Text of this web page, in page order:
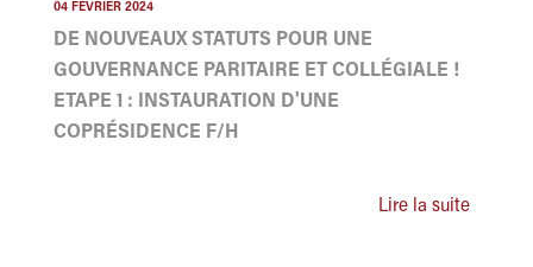
04 FÉVRIER 2024
DE NOUVEAUX STATUTS POUR UNE
GOUVERNANCE PARITAIRE ET COLLÉGIALE !
ETAPE 1 : INSTAURATION D'UNE
COPRÉSIDENCE F/H
Lire la suite